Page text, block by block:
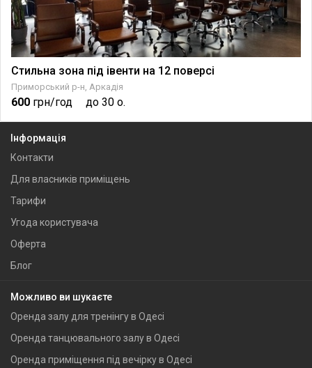
Стильна зона під івенти на 12 поверсі
Приморський р-н, Аркадія
600 грн/год до 30 о.
Інформація
Контакти
Для власників приміщень
Тарифи
Угода користувача
Оферта
Блог
Можливо ви шукаєте
Оренда залу для тренінгу в Одесі
Оренда танцювального залу в Одесі
Оренда приміщення під вечірку в Одесі